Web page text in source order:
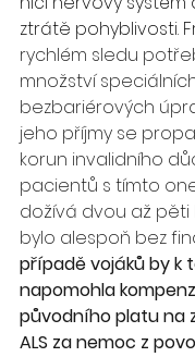
ztrátě pohyblivosti.
rychlém sledu
množství
bezbariérových
jeho příjmy se
korun invalidního
pacientů s tímto
dožívá dvou až pěti
bylo alespoň bez
případě vojáků by k
napomohla
původního platu na
ALS za nemoc z